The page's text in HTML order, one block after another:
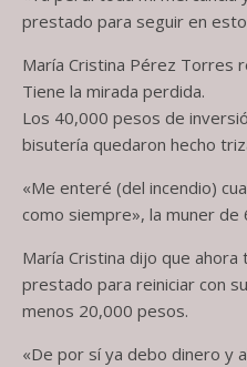
prestado para seguir en
María Cristina Pérez Torres
Tiene la mirada perdida.
Los 40,000 pesos de
bisutería quedaron hecho
«Me enteré (del incendio)
como siempre», la muner de
María Cristina dijo que
prestado para reiniciar con
menos 20,000 pesos.
«De por sí ya debo dinero y